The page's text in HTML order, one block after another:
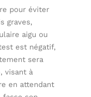
pour éviter
graves,
aigu ou
est négatif,
sera
visant à
en attendant